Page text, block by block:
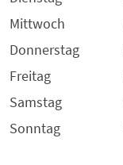
Mittwoch
Donnerstag
Freitag
Samstag
Sonntag